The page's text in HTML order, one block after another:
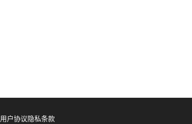
用户协议隐私条款